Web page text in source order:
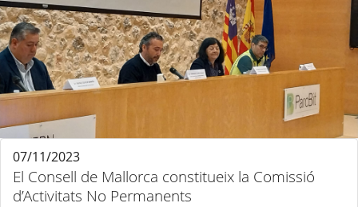
El Consell de Mallorca constitueix la Comissió
d’Activitats No Permanents
07/11/2023